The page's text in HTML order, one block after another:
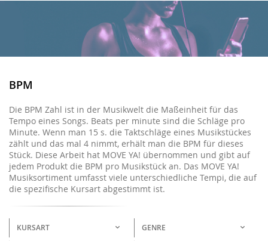
BPM
Die BPM Zahl ist in der Musikwelt die Maßeinheit für das
Tempo eines Songs. Beats per minute sind die Schläge pro
Minute. Wenn man 15 s. die Taktschläge eines Musikstückes
zählt und das mal 4 nimmt, erhält man die BPM für dieses
Stück. Diese Arbeit hat MOVE YA! übernommen und gibt auf
jedem Produkt die BPM pro Musikstück an. Das MOVE YA!
Musiksortiment umfasst viele unterschiedliche Tempi, die auf
die spezifische Kursart abgestimmt ist.
KURSART GENRE